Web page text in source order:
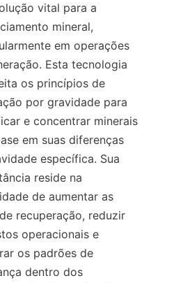
vital para a
mineral,
em operações
Esta tecnologia
os princípios de
por gravidade para
e concentrar minerais
em suas diferenças
específica. Sua
reside na
de aumentar as
recuperação, reduzir
operacionais e
os padrões de
dentro dos